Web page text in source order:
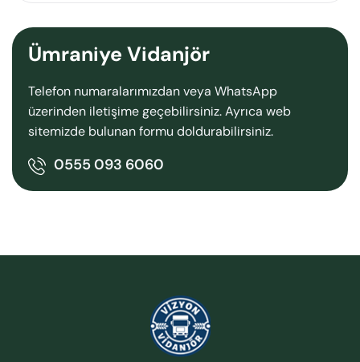
Ümraniye Vidanjör
Telefon numaralarımızdan veya WhatsApp
üzerinden iletişime geçebilirsiniz. Ayrıca web
sitemizde bulunan formu doldurabilirsiniz.
0555 093 6060